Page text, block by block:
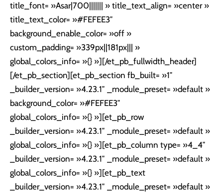
title_font= »Asar|700||||||| » title_text_align= »center »
title_text_color= »#FEFEE3″
background_enable_color= »off »
custom_padding= »339px||181px||| »
global_colors_info= »{} »][/et_pb_fullwidth_header]
[/et_pb_section][et_pb_section fb_built= »1″
_builder_version= »4.23.1″ _module_preset= »default »
background_color= »#FEFEE3″
global_colors_info= »{} »][et_pb_row
_builder_version= »4.23.1″ _module_preset= »default »
global_colors_info= »{} »][et_pb_column type= »4_4″
_builder_version= »4.23.1″ _module_preset= »default »
global_colors_info= »{} »][et_pb_text
_builder_version= »4.23.1″ _module_preset= »default »